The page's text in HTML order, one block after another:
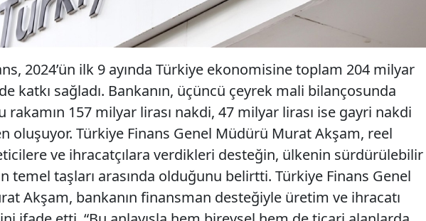
2024’ün ilk 9 ayında Türkiye ekonomisine toplam 204 milyar
katkı sağladı. Bankanın, üçüncü çeyrek mali bilançosunda
rakamın 157 milyar lirası nakdi, 47 milyar lirası ise gayri nakdi
oluşuyor. Türkiye Finans Genel Müdürü Murat Akşam, reel
ve ihracatçılara verdikleri desteğin, ülkenin sürdürülebilir
temel taşları arasında olduğunu belirtti. Türkiye Finans Genel
Akşam, bankanın finansman desteğiyle üretim ve ihracatı